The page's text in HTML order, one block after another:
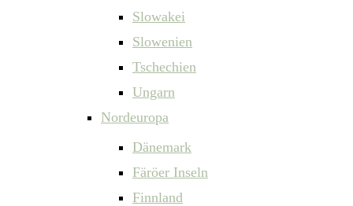
Slowakei
Slowenien
Tschechien
Ungarn
Nordeuropa
Dänemark
Färöer Inseln
Finnland